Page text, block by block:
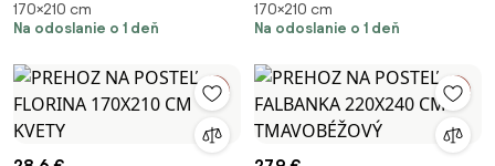
170X210 CM STRIEBORNÝ
170×210 cm
Na odoslanie o 1 deň
170X210 CM MÄTOVÝ
170×210 cm
Na odoslanie o 1 deň